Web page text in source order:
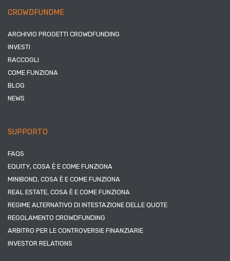
CROWDFUNDME
ARCHIVIO PROGETTI CROWDFUNDING
INVESTI
RACCOGLI
COME FUNZIONA
BLOG
NEWS
SUPPORTO
FAQS
EQUITY, COSA È E COME FUNZIONA
MINIBOND, COSA È E COME FUNZIONA
REAL ESTATE, COSA È E COME FUNZIONA
REGIME ALTERNATIVO DI INTESTAZIONE DELLE QUOTE
REGOLAMENTO CROWDFUNDING
ARBITRO PER LE CONTROVERSIE FINANZIARIE
INVESTOR RELATIONS